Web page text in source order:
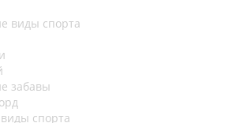
виды спорта
забавы
спорта